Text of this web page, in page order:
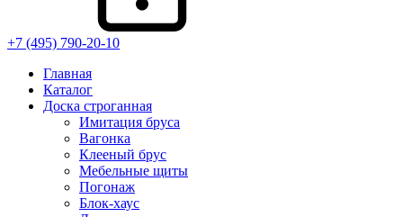
+7 (495) 790-20-10
Главная
Каталог
Доска строганная
Имитация бруса
Вагонка
Клееный брус
Мебельные щиты
Погонаж
Блок-хаус